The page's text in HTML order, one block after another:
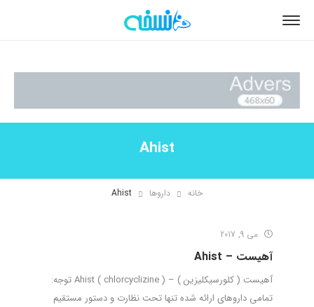
Ahist
خانه داروها Ahist
می 9, 2017
آهیست – Ahist
آهیست ( کلورسیکلیزین ) – Ahist ( chlorcyclizine ) توجه:
تمامی داروهای ارائه شده تنها تحت نظارت و دستور مستقیم